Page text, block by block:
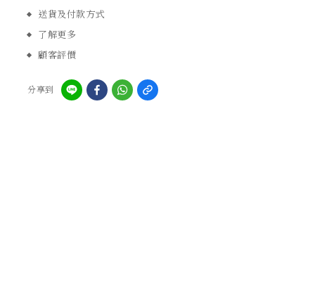
送貨及付款方式
了解更多
顧客評價
分享到